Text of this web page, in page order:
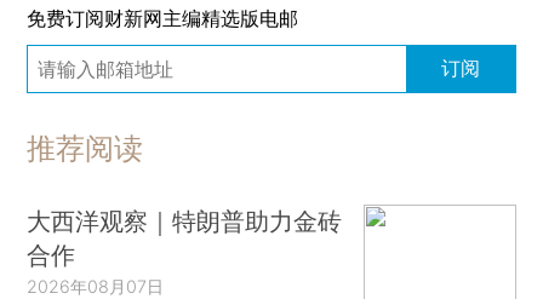
免费订阅财新网主编精选版电邮
订阅
推荐阅读
大西洋观察｜特朗普助力金砖
合作
2026年08月07日